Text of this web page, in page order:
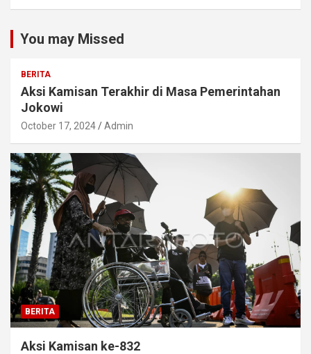
You may Missed
BERITA
Aksi Kamisan Terakhir di Masa Pemerintahan
Jokowi
October 17, 2024 Admin
BERITA
Aksi Kamisan ke-832